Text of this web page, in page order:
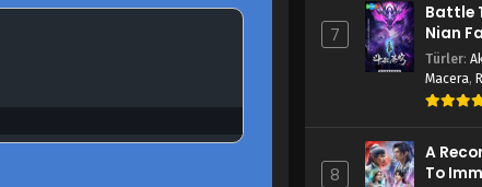
7
Battle
Nian
Türler:
Macera,
8
A
To